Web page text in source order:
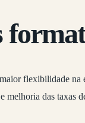
flexibilidade na
melhoria das taxas